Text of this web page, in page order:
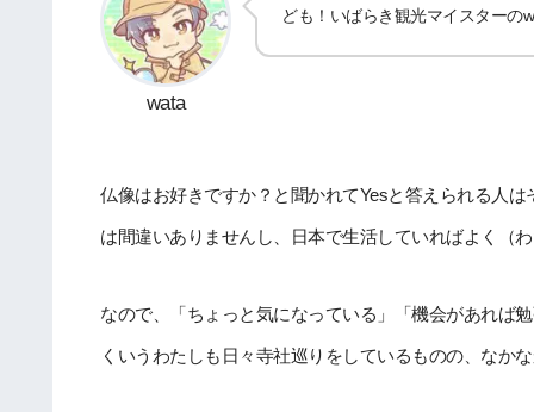
wata
ども！いばらき観光マイスターの
仏像はお好きですか？と聞かれてYesと答えられる人
は間違いありませんし、日本で生活していればよく（
なので、「ちょっと気になっている」「機会があれば
くいうわたしも日々寺社巡りをしているものの、なか